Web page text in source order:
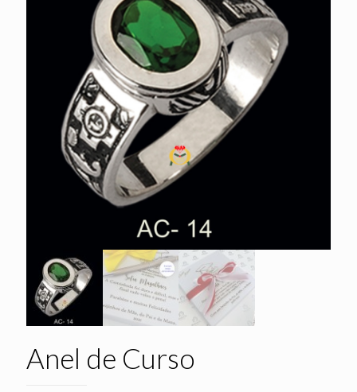
Anel de Curso